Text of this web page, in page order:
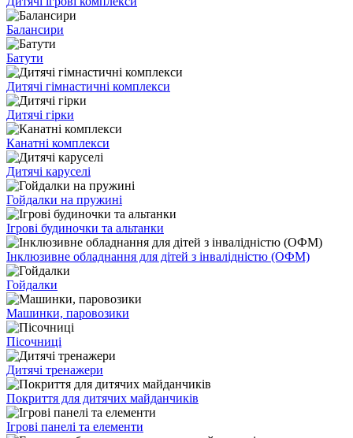
Балансири
Батути
Дитячі гімнастичні комплекси
Дитячі гірки
Канатні комплекси
Дитячі каруселі
Гойдалки на пружині
Ігрові будиночки та альтанки
Інклюзивне обладнання для дітей з інвалідністю (ОФМ)
Гойдалки
Машинки, паровозики
Пісочниці
Дитячі тренажери
Покриття для дитячих майданчиків
Ігрові панелі та елементи